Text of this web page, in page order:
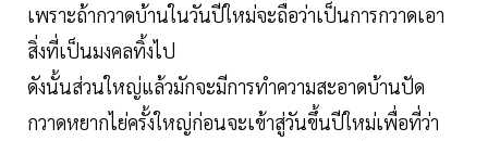
เพราะถ้ากวาดบ้านในวันปีใหม่จะถือว่าเป็นการกวาดเอา
สิ่งที่เป็นมงคลทิ้งไป
ดังนั้นส่วนใหญ่แล้วมักจะมีการทำความสะอาดบ้านปัด
กวาดหยากไย่ครั้งใหญ่ก่อนจะเข้าสู่วันขึ้นปีใหม่เพื่อที่ว่า